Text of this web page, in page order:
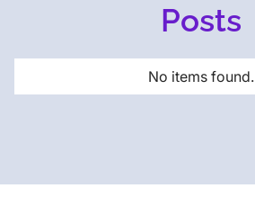
Posts
No items found.